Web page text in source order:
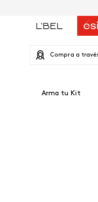
Compra a
Arma tu Kit